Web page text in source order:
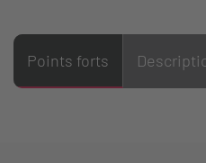
Points forts